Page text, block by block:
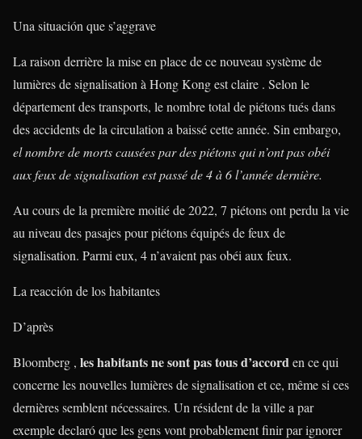
Una situación que s’aggrave
La raison derrière la mise en place de ce nouveau système de
lumières de signalisation à Hong Kong est claire . Selon le
département des transports, le nombre total de piétons tués dans
des accidents de la circulation a baissé cette année. Sin embargo,
el nombre de morts causées par des piétons qui n’ont pas obéi
aux feux de signalisation est passé de 4 à 6 l’année dernière.
Au cours de la première moitié de 2022, 7 piétons ont perdu la vie
au niveau des pasajes pour piétons équipés de feux de
signalisation. Parmi eux, 4 n’avaient pas obéi aux feux.
La reacción de los habitantes
D’après
Bloomberg , les habitants ne sont pas tous d’accorden ce qui
concerne les nouvelles lumières de signalisation et ce, même si ces
dernières semblent nécessaires. Un résident de la ville a par
exemple declaró que les gens vont probablement finir par ignorer